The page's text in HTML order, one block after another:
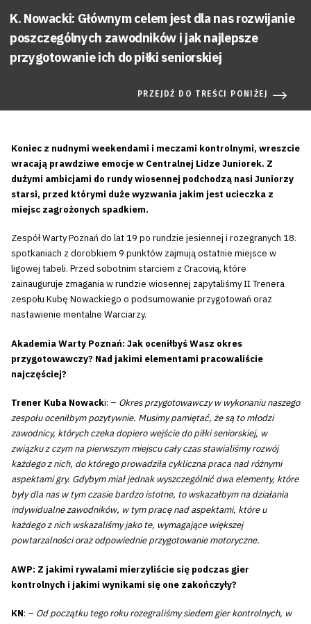
K. Nowacki: Głównym celem jest dla nas rozwijanie
poszczególnych zawodników i jak najlepsze
przygotowanie ich do piłki seniorskiej
PRZEJDŹ DO TREŚCI PONIŻEJ
Koniec z nudnymi weekendami i meczami kontrolnymi, wreszcie
wracają prawdziwe emocje w Centralnej Lidze Juniorek. Z
dużymi ambicjami do rundy wiosennej podchodzą nasi Juniorzy
starsi, przed którymi duże wyzwania jakim jest ucieczka z
miejsc zagrożonych spadkiem.
Zespół Warty Poznań do lat 19 po rundzie jesiennej i rozegranych 18.
spotkaniach z dorobkiem 9 punktów zajmują ostatnie miejsce w
ligowej tabeli. Przed sobotnim starciem z Cracovią, które
zainauguruje zmagania w rundzie wiosennej zapytaliśmy II Trenera
zespołu Kubę Nowackiego o podsumowanie przygotowań oraz
nastawienie mentalne Warciarzy.
Akademia Warty Poznań: Jak oceniłbyś Wasz okres
przygotowawczy? Nad jakimi elementami pracowaliście
najczęściej?
Trener Kuba Nowacki: – Okres przygotowawczy w wykonaniu naszego
zespołu oceniłbym pozytywnie. Musimy pamiętać, że są to młodzi
zawodnicy, których czeka dopiero wejście do piłki seniorskiej, w
związku z czym na pierwszym miejscu cały czas stawialiśmy rozwój
każdego z nich, do którego prowadziła cykliczna praca nad różnymi
aspektami gry. Gdybym miał jednak wyszczególnić dwa elementy, które
były dla nas w tym czasie bardzo istotne, to wskazałbym na działania
indywidualne zawodników, w tym pracę nad aspektami, które u
każdego z nich wskazaliśmy jako te, wymagające większej
powtarzalności oraz odpowiednie przygotowanie motoryczne.
AWP: Z jakimi rywalami mierzyliście się podczas gier
kontrolnych i jakimi wynikami się one zakończyły?
KN: – Od początku tego roku rozegraliśmy siedem gier kontrolnych, w